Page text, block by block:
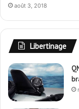
août 3, 2018
Libertinage